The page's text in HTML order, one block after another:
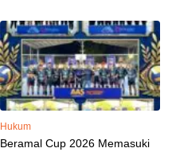
Hukum
Beramal Cup 2026 Memasuki